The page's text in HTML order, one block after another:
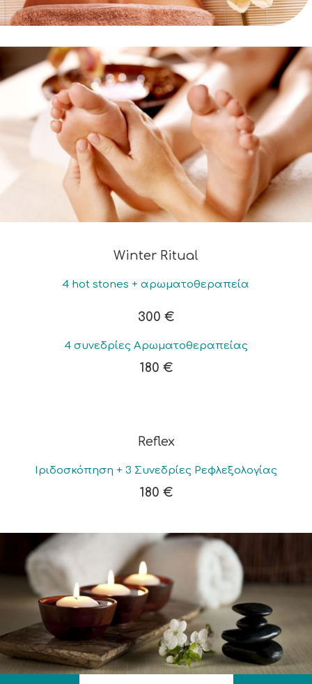
Winter Ritual
4 hot stones + αρωματοθεραπεία
300 €
4 συνεδρίες Αρωματοθεραπείας
180 €
Reflex
Ιριδοσκόπηση + 3 Συνεδρίες Ρεφλεξολογίας
180 €